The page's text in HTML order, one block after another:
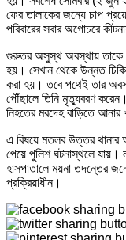
ফের তালাকের জন্যে চাপ
পরিবারের সবার অগোচরে
গুরুতর অসুস্থ অবস্থায় তাকে
হয়। সেখান থেকে উন্নত
করা হয়। তবে পথেই তার
পৌঁছালে তিনি মৃত্যুবরণ
নিহতের মরদেহ বাড়িতে
এ বিষয়ে মতলব উত্তর থানার
পেয়ে পুলিশ ঘটনাস্থলে যায়।
হাসপাতালে ময়না তদন্তের
প্রক্রিয়াধীন।